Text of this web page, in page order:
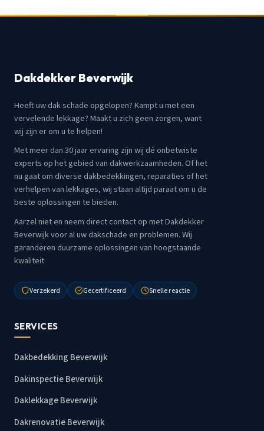
Dakdekker Beverwijk
Heeft uw dak schade opgelopen? Kampt u met een
vervelende lekkage? Maakt u zich geen zorgen, want
wij zijn er om u te helpen!
Met meer dan 30 jaar ervaring zijn wij dé onbetwiste
experts op het gebied van dakwerkzaamheden. Of het
nu gaat om diverse dakbedekkingen, reparaties of het
verhelpen van lekkages, wij staan altijd paraat om u de
beste oplossingen te bieden.
Aarzel niet en neem direct contact op met Dakdekker
Beverwijk voor al uw dakschade en problemen. Wij
garanderen duurzame oplossingen van hoogstaande
kwaliteit.
Verzekerd Gecertificeerd Snelle reactie
SERVICES
Dakbedekking Beverwijk
Dakinspectie Beverwijk
Daklekkage Beverwijk
Dakrenovatie Beverwijk